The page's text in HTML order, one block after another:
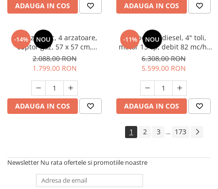
ADAUGA IN COS ADAUGA IN COS
-14% NOU
Aragaz rustic, 4 arzatoare,
cuptor gaz, 57 x 57 cm,
rotisor, grill, ventilatie,
aprindere electrica, gratare
fonta, negru + plita inox,
Studio Casa Marco
2.088,00 RON
1.799,00 RON
ADAUGA IN COS
-11% NOU
Motopompa diesel, 4" toli,
motor 13 cp, debit 82 mc/h,
pornire electrica, refulare
60m, aspiratie 8m, Visoli
6.308,00 RON
5.599,00 RON
ADAUGA IN COS
1 2 3 ... 173
Newsletter Nu rata ofertele si promotiile noastre